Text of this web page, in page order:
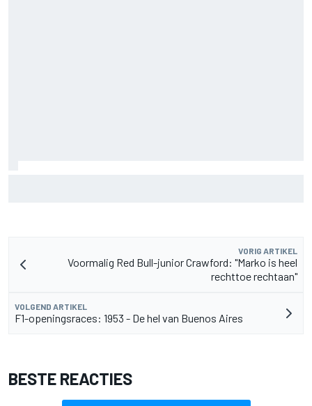
VORIG ARTIKEL
Voormalig Red Bull-junior Crawford: "Marko is heel
rechttoe rechtaan"
VOLGEND ARTIKEL
F1-openingsraces: 1953 - De hel van Buenos Aires
BESTE REACTIES